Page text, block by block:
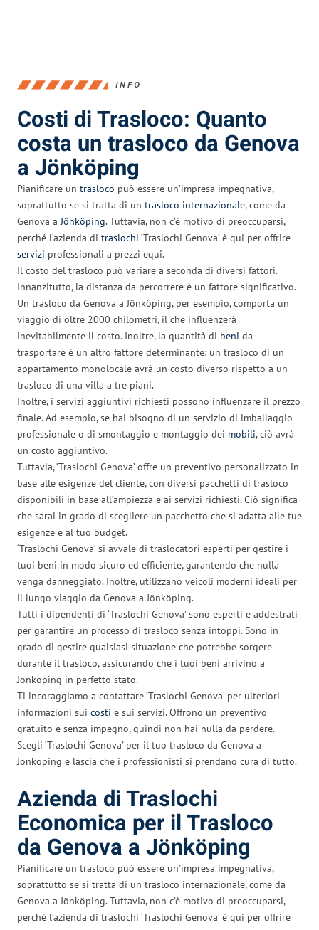
INFO
Costi di Trasloco: Quanto
costa un trasloco da Genova
a Jönköping
Pianificare un trasloco può essere un’impresa impegnativa,
soprattutto se si tratta di un trasloco internazionale, come da
Genova aJönköping. Tuttavia, non c’è motivo di preoccuparsi,
perché l’azienda di traslochi ‘Traslochi Genova’ è qui per offrire
servizi professionali a prezzi equi.
Il costo del trasloco può variare a seconda di diversi fattori.
Innanzitutto, la distanza da percorrere è un fattore significativo.
Un trasloco da Genova a Jönköping, per esempio, comporta un
viaggio di oltre 2000 chilometri, il che influenzerà
inevitabilmente il costo. Inoltre, la quantità di beni da
trasportare è un altro fattore determinante: un trasloco di un
appartamento monolocale avrà un costo diverso rispetto a un
trasloco di una villa a tre piani.
Inoltre, i servizi aggiuntivi richiesti possono influenzare il prezzo
finale. Ad esempio, se hai bisogno di un servizio di imballaggio
professionale o di smontaggio e montaggio dei mobili, ciò avrà
un costo aggiuntivo.
Tuttavia, ‘Traslochi Genova’ offre un preventivo personalizzato in
base alle esigenze del cliente, con diversi pacchetti di trasloco
disponibili in base all’ampiezza e ai servizi richiesti. Ciò significa
che sarai in grado di scegliere un pacchetto che si adatta alle tue
esigenze e al tuo budget.
‘Traslochi Genova’ si avvale di traslocatori esperti per gestire i
tuoi beni in modo sicuro ed efficiente, garantendo che nulla
venga danneggiato. Inoltre, utilizzano veicoli moderni ideali per
il lungo viaggio da Genova a Jönköping.
Tutti i dipendenti di ‘Traslochi Genova’ sono esperti e addestrati
per garantire un processo di trasloco senza intoppi. Sono in
grado di gestire qualsiasi situazione che potrebbe sorgere
durante il trasloco, assicurando che i tuoi beni arrivino a
Jönköping in perfetto stato.
Ti incoraggiamo a contattare ‘Traslochi Genova’ per ulteriori
informazioni sui costi e sui servizi. Offrono un preventivo
gratuito e senza impegno, quindi non hai nulla da perdere.
Scegli ‘Traslochi Genova’ per il tuo trasloco da Genova a
Jönköping e lascia che i professionisti si prendano cura di tutto.
Azienda di Traslochi
Economica per il Trasloco
da Genova a Jönköping
Pianificare un trasloco può essere un’impresa impegnativa,
soprattutto se si tratta di un trasloco internazionale, come da
Genova a Jönköping. Tuttavia, non c’è motivo di preoccuparsi,
perché l’azienda di traslochi ‘Traslochi Genova’ è qui per offrire